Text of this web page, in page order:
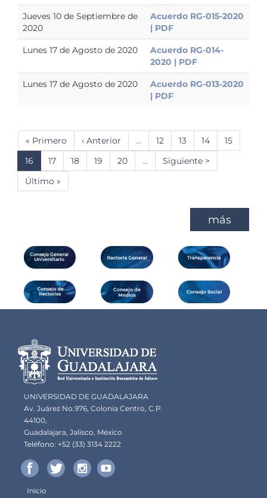
Jueves 10 de Septiembre de
2020
Acuerdo RG-015-2020
| PDF
Lunes 17 de Agosto de 2020
Acuerdo RG-014-
2020 | PDF
Lunes 17 de Agosto de 2020
Acuerdo RG-013-2020
| PDF
Paginación
Primera
página
« Primero
Página
anterior
‹ Anterior … Página
12 Página
13 Página
14 Página
15
Página
actual
16 Página
17 Página
18 Página
19 Página
20 …
Siguiente
página
Siguiente >
Última
página
Último »
más
Información del
portal
UNIVERSIDAD DE GUADALAJARA
Av. Juárez No.976, Colonia Centro, C.P.
44100,
Guadalajara, Jalisco, México
Teléfono: +52 (33) 3134 2222
Inicio